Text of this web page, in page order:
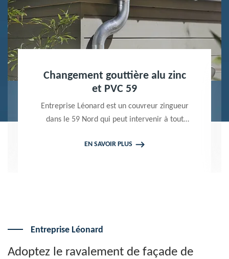
Nettoyage terrasse et pavé 59
Peintre professionnel dans le 59 Nord,
Entreprise Léonard utilise des produits de
pavé. Propose un devis gratuit qui ne vous
EN SAVOIR PLUS
Entreprise Léonard
Adoptez le ravalement de façade de